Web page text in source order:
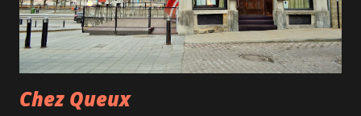
fromage chaud; ces fromages ont donc subi le même sort :
en tartine fromage, tomate et basilic mais...
Chez Queux